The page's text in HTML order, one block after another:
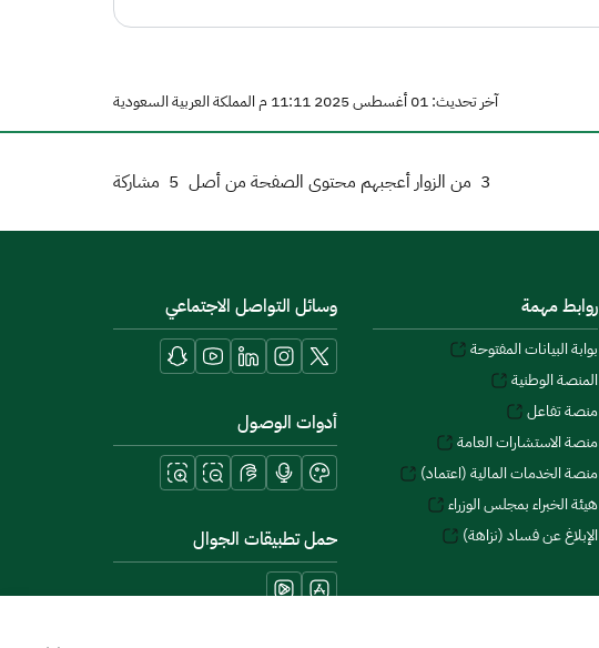
آخر تحديث: 01 أغسطس 2025 11:11 م المملكة العربية السعودية
3 من الزوار أعجبهم محتوى الصفحة من أصل 5 مشاركة
روابط مهمة
بوابة البيانات المفتوحة
المنصة الوطنية
منصة تفاعل
منصة الاستشارات العامة
منصة الخدمات المالية (اعتماد)
هيئة الخبراء بمجلس الوزراء
الإبلاغ عن فساد (نزاهة)
وسائل التواصل الاجتماعي
أدوات الوصول
حمل تطبيقات الجوال